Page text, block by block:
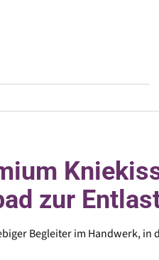
zur
Begleiter im Handwerk,